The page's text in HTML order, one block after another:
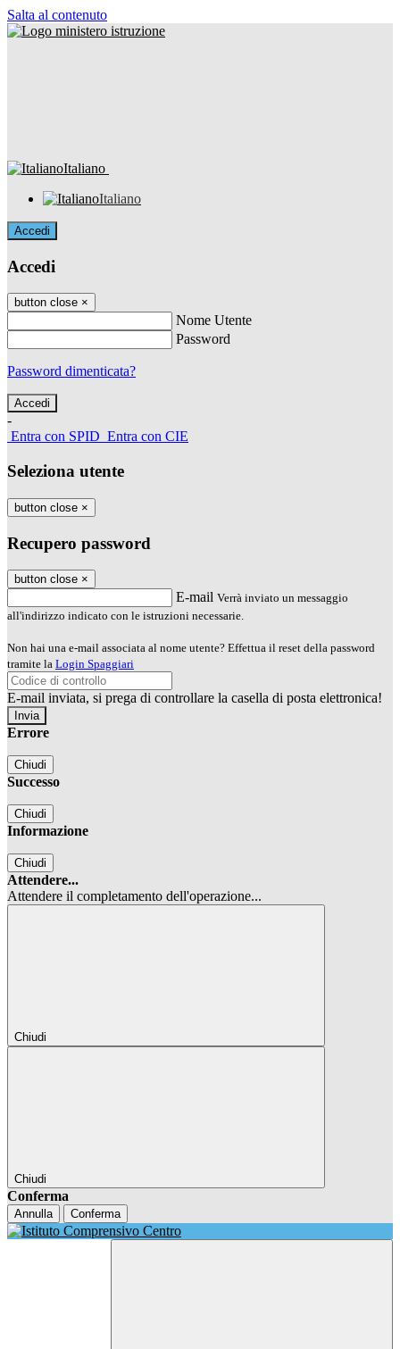
Salta al contenuto
Italiano
Italiano
Accedi
Accedi
button close ×
Nome Utente
Password
Password dimenticata?
-
Entra con SPID Entra con CIE
Seleziona utente
button close ×
Recupero password
button close ×
E-mail Verrà inviato un messaggio
all'indirizzo indicato con le istruzioni necessarie.
Non hai una e-mail associata al nome utente? Effettua il reset della password
tramite la Login Spaggiari
E-mail inviata, si prega di controllare la casella di posta elettronica!
Errore
Chiudi
Successo
Chiudi
Informazione
Chiudi
Attendere...
Attendere il completamento dell'operazione...
Chiudi
Chiudi
Conferma
Annulla Conferma